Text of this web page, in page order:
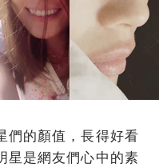
們的顏值，長得好看
星是網友們心中的素